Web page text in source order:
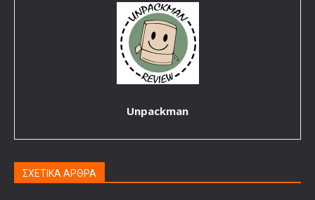
Unpackman
ΣΧΕΤΙΚΑ ΑΡΘΡΑ